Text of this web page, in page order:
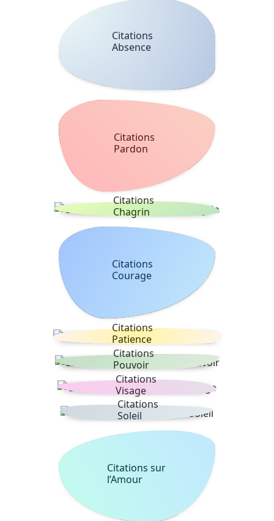
Citations
Absence
Citations
Pardon
Citations
Chagrin
Citations
Courage
Citations
Patience
Citations
Pouvoir
Citations
Visage
Citations
Soleil
Citations sur
l’Amour